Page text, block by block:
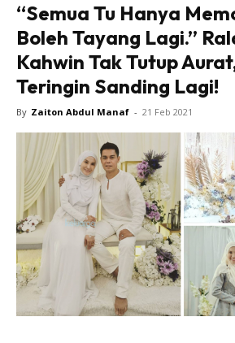
“Semua Tu Hanya
Boleh Tayang Lagi.”
Kahwin Tak Tutup
Teringin Sanding Lagi!
By Zaiton Abdul Manaf - 21 Feb 2021